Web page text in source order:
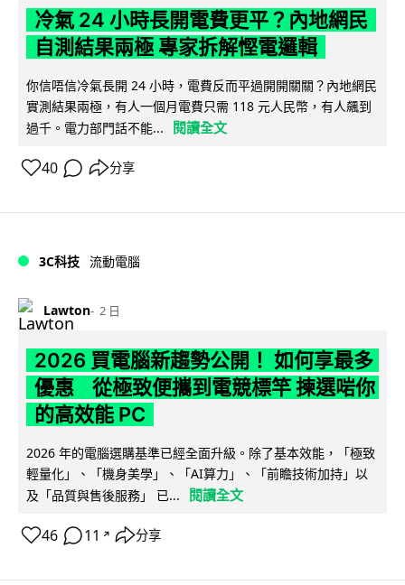
冷氣 24 小時長開電費更平？內地網民
自測結果兩極 專家拆解慳電邏輯
你信唔信冷氣長開 24 小時，電費反而平過開開關關？內地網民
實測結果兩極，有人一個月電費只需 118 元人民幣，有人飆到
過千。電力部門話不能...
閱讀全文
40 分享
3C科技 流動電腦
Lawton 2 日
2026 買電腦新趨勢公開！ 如何享最多
優惠 從極致便攜到電競標竿 揀選啱你
的高效能 PC
2026 年的電腦選購基準已經全面升級。除了基本效能，「極致
輕量化」、「機身美學」、「AI算力」、「前瞻技術加持」以
及「品質與售後服務」 已...
閱讀全文
46 11 ↗ 分享